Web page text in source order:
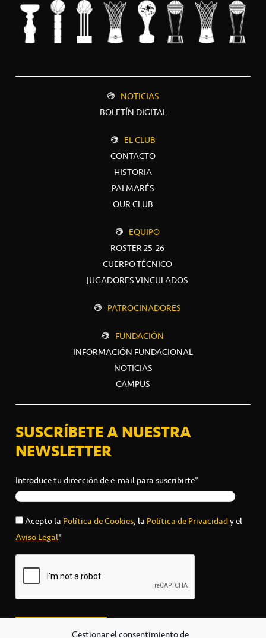
Gestionar el consentimiento de
NOTICIAS
BOLETÍN DIGITAL
EL CLUB
CONTACTO
HISTORIA
PALMARÉS
OUR CLUB
EQUIPO
ROSTER 25-26
CUERPO TÉCNICO
JUGADORES VINCULADOS
PATROCINADORES
FUNDACIÓN
INFORMACIÓN FUNDACIONAL
NOTICIAS
CAMPUS
SUSCRÍBETE A NUESTRA
NEWSLETTER
Introduce tu dirección de e-mail para suscribirte*
Acepto laPolítica de Cookies, laPolítica de Privacidady el
Aviso Legal*